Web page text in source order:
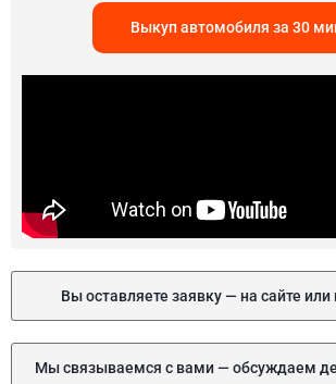
Выкуп автомобиля за 30
Вы оставляете заявку — на сайте или
Мы связываемся с вами — обсуждаем